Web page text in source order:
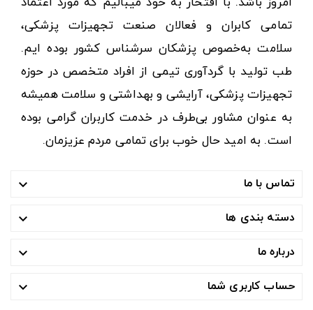
تمامی کابران و فعالان صنعت تجهیزات پزشکی،
سلامت به‌خصوص پزشکان سرشناس کشور بوده ایم.
طب تولید با گردآوری تیمی از افراد متخصص در حوزه
تجهیزات پزشکی، آرایشی و بهداشتی و سلامت همیشه
به عنوان مشاور بی‌طرف در خدمت کاربران گرامی بوده
است. به امید حال خوب برای تمامی مردم عزیزمان.
تماس با ما 
دسته بندی ها 
درباره ما 
حساب کاربری شما 